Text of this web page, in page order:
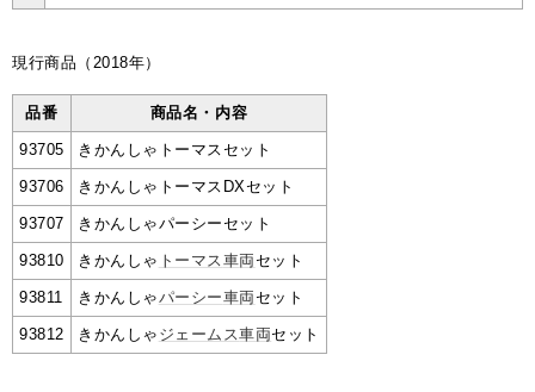
現行商品（2018年）
品番 商品名・内容
93705 きかんしゃトーマスセット
93706 きかんしゃトーマスDXセット
93707 きかんしゃパーシーセット
93810 きかんしゃ トーマス 車両 セット
93811 きかんしゃパーシー車両 セット
93812 きかんしゃ ジェームス車両セット